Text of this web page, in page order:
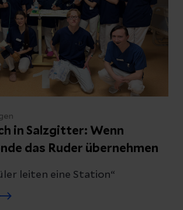
in Salzgitter: Wenn
das Ruder übernehmen
leiten eine Station“